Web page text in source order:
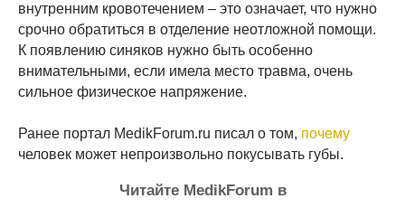
внутренним кровотечением – это означает, что нужно
срочно обратиться в отделение неотложной помощи.
К появлению синяков нужно быть особенно
внимательными, если имела место травма, очень
сильное физическое напряжение.
Ранее портал MedikForum.ru писал о том, почему
человек может непроизвольно покусывать губы.
Читайте MedikForum в